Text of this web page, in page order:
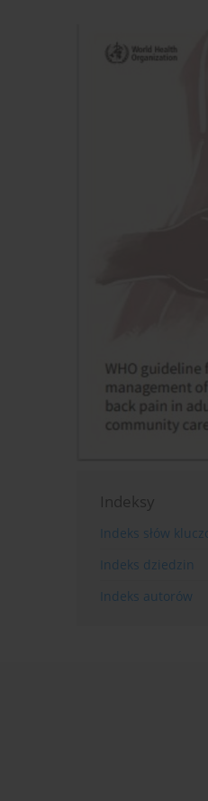
Indeksy
Indeks słów
Indeks dziedzin
Indeks autorów